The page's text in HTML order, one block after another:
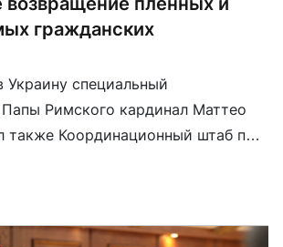
гражданских
Украину специальный
Папы Римского кардинал Маттео
также Координационный штаб по
нунций Висвальдас
Коордштаба Олег Иващенко